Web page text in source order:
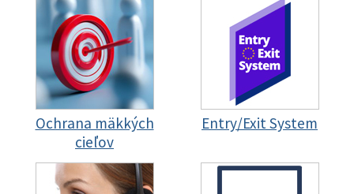
Ochrana mäkkých
cieľov
Entry/Exit System